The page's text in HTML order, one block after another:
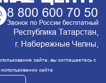
8 800 600 70 50
Звонок по России бесплатный
Республика Татарстан,
г. Набережные Челны,
15, стр.2 Сервис:
ежедневно с 8:00 до 20:00
сайта, вы соглашаетесь с
сайта